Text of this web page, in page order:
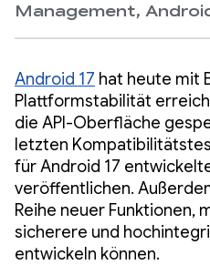
Management,
Android 17 hat heute mit
Plattformstabilität
die API-Oberfläche
letzten
für Android 17
veröffentlichen.
Reihe neuer Funktionen,
sicherere und
entwickeln können.